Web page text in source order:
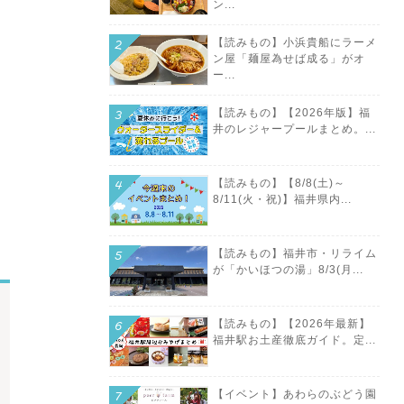
ン...
【読みもの】小浜貴船にラーメ
ン屋「麺屋為せば成る」がオ
ー...
【読みもの】【2026年版】福
井のレジャープールまとめ。...
【読みもの】【8/8(土)～
8/11(火・祝)】福井県内...
【読みもの】福井市・リライム
が「かいほつの湯」8/3(月...
【読みもの】【2026年最新】
福井駅お土産徹底ガイド。定...
【イベント】あわらのぶどう園